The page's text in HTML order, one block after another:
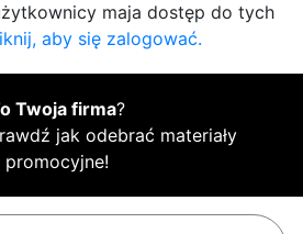
maja dostęp do tych
aby się zalogować.
Twoja firma?
jak odebrać materiały
promocyjne!